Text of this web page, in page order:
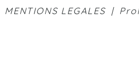
MENTIONS LEGALES |